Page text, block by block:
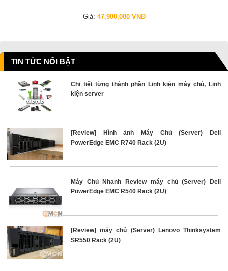
Giá: 47,900,000 VNĐ
TIN TỨC NỔI BẬT
Chi tiết từng thành phần Linh kiện máy chủ, Linh
kiện server
[Review] Hình ảnh Máy Chủ (Server) Dell
PowerEdge EMC R740 Rack (2U)
Máy Chủ Nhanh Review máy chủ (Server) Dell
PowerEdge EMC R540 Rack (2U)
[Review] máy chủ (Server) Lenovo Thinksystem
SR550 Rack (2U)